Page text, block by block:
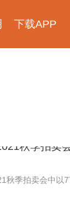
下载APP
秋季拍卖会中以